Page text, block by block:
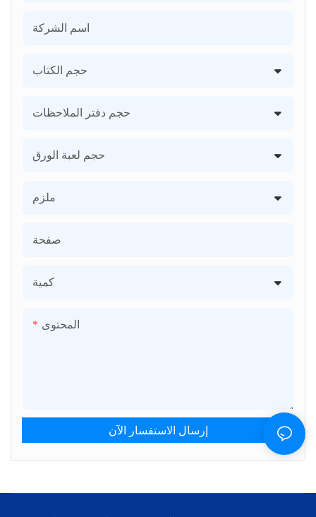
اسم الشركة
حجم الكتاب
حجم دفتر الملاحظات
حجم لعبة الورق
ملزم
صفحة
كمية
المحتوى
إرسال الاستفسار الآن